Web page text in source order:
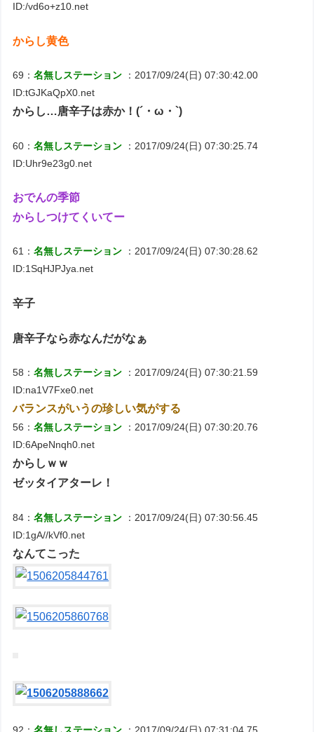
ID:/vd6o+z10.net
からし黄色
69：名無しステーション
：2017/09/24(日) 07:30:42.00
ID:tGJKaQpX0.net
からし…唐辛子は赤か！(´・ω・`)
60：名無しステーション
：2017/09/24(日) 07:30:25.74
ID:Uhr9e23g0.net
おでんの季節
からしつけてくいてー
61：名無しステーション
：2017/09/24(日) 07:30:28.62
ID:1SqHJPJya.net
辛子
唐辛子なら赤なんだがなぁ
58：名無しステーション
：2017/09/24(日) 07:30:21.59
ID:na1V7Fxe0.net
バランスがいうの珍しい気がする
56：名無しステーション
：2017/09/24(日) 07:30:20.76
ID:6ApeNnqh0.net
からしｗｗ
ゼッタイアターレ！
84：名無しステーション
：2017/09/24(日) 07:30:56.45
ID:1gA//kVf0.net
なんてこった